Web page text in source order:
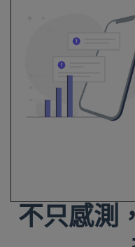
不只感測，